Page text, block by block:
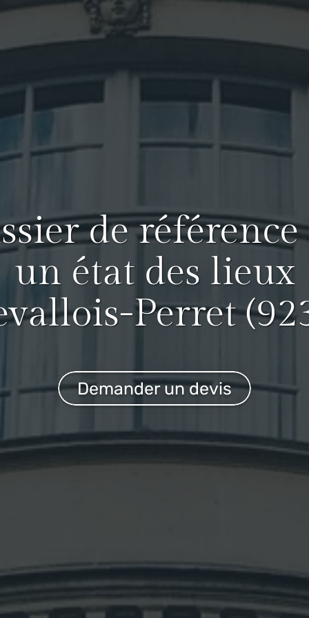
de
un état des lieux
Perret
Demander un devis